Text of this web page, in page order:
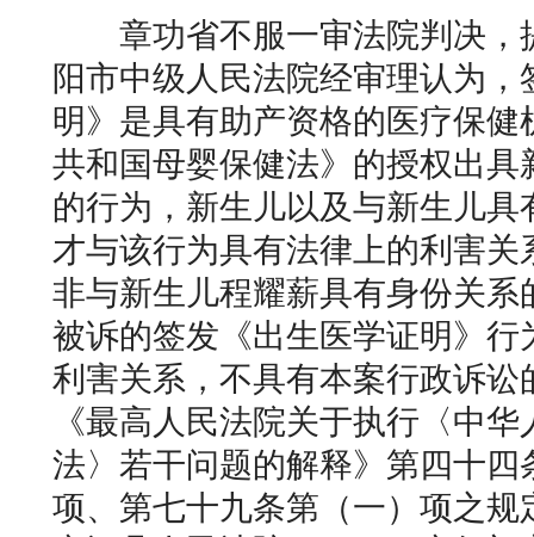
章功省不服一审法院判决，
阳市中级人民法院经审理认为，
明》是具有助产资格的医疗保健
共和国母婴保健法》的授权出具
的行为，新生儿以及与新生儿
才与该行为具有法律上的利害
非与新生儿程耀薪具有身份关系
被诉的签发《出生医学证明》行
利害关系，不具有本案行政诉讼
《最高人民法院关于执行〈中
法〉若干问题的解释》第四十四
项、第七十九条第（一）项之规